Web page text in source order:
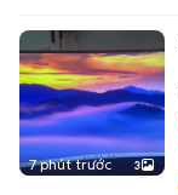
7 phút trước 3